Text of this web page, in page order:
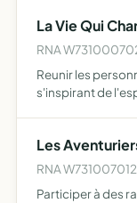
La Vie Qui
RNA
Reunir les
s'inspirant de
Les
RNA
Participer à des